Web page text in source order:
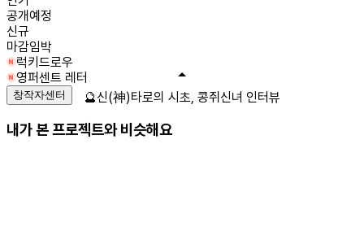
공개예정
신규
마감임박
럭키드로우
영퍼센트 레터
창작자센터
내가 본 프로젝트와 비슷해요
🔮신(神)타로의 시초, 콩쥐신녀 인터뷰